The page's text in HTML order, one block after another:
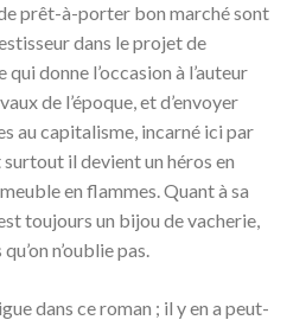
prêt-à-porter bon marché sont
dans le projet de
donne l’occasion à l’auteur
de l’époque, et d’envoyer
au capitalisme, incarné ici par
il devient un héros en
en flammes. Quant à sa
toujours un bijou de vacherie,
n’oublie pas.
dans ce roman ; il y en a peut-